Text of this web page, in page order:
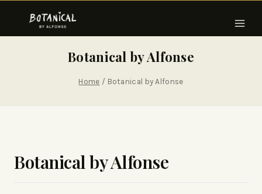
Botanical by Alfonse
Home / Botanical by Alfonse
Botanical by Alfonse